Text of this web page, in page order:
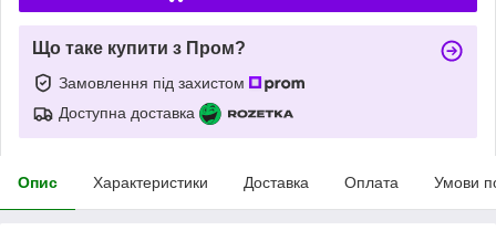
Що таке купити з Пром?
Замовлення під захистом
Доступна доставка
Опис Характеристики Доставка Оплата Умови